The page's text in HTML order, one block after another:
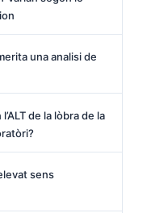
una analisi de
de la lòbra de la
sens